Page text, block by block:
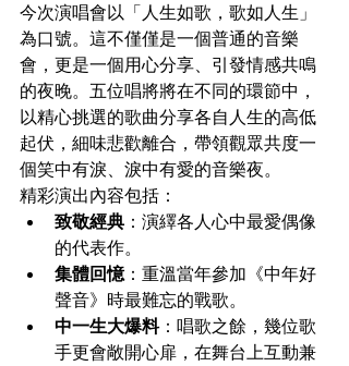
今次演唱會以「人生如歌，歌如人生」
為口號。這不僅僅是一個普通的音樂
會，更是一個用心分享、引發情感共鳴
的夜晚。五位唱將將在不同的環節中，
以精心挑選的歌曲分享各自人生的高低
起伏，細味悲歡離合，帶領觀眾共度一
個笑中有淚、淚中有愛的音樂夜。
精彩演出內容包括：
致敬經典 ：演繹各人心中最愛偶像
的代表作。
集體回憶：重溫當年參加《中年好
聲音》時最難忘的戰歌。
中一生大爆料：唱歌之餘，幾位歌
手更會敞開心扉，在舞台上互動兼